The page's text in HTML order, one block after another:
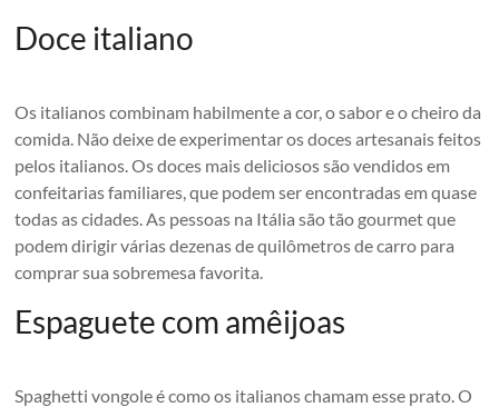
Doce italiano
Os italianos combinam habilmente a cor, o sabor e o cheiro da
comida. Não deixe de experimentar os doces artesanais feitos
pelos italianos. Os doces mais deliciosos são vendidos em
confeitarias familiares, que podem ser encontradas em quase
todas as cidades. As pessoas na Itália são tão gourmet que
podem dirigir várias dezenas de quilômetros de carro para
comprar sua sobremesa favorita.
Espaguete com amêijoas
Spaghetti vongole é como os italianos chamam esse prato. O